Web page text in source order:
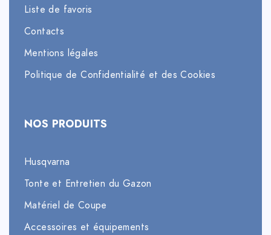
Liste de favoris
Contacts
Mentions légales
Politique de Confidentialité et des Cookies
NOS PRODUITS
Husqvarna
Tonte et Entretien du Gazon
Matériel de Coupe
Accessoires et équipements